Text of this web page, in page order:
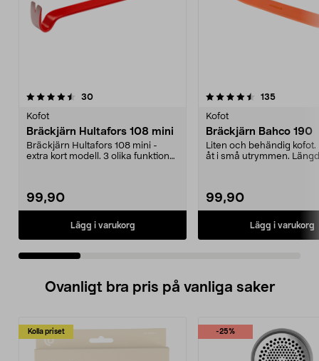
30recensioner
Kofot
Bräckjärn Hultafors 108 mini
Bräckjärn Hultafors 108 mini -
extra kort modell. 3 olika funktioner
99,90
Lägg i varukorg
4.5 av 5 stjärnor 135
Kofot
Bräckjärn Bahco 190
Liten och behändig kofot.
åt i små utrymmen.
99,90
Lägg i varukorg
4.5 av 5 stjärnor
Ovanligt bra pris på vanliga saker
Kolla priset -25%